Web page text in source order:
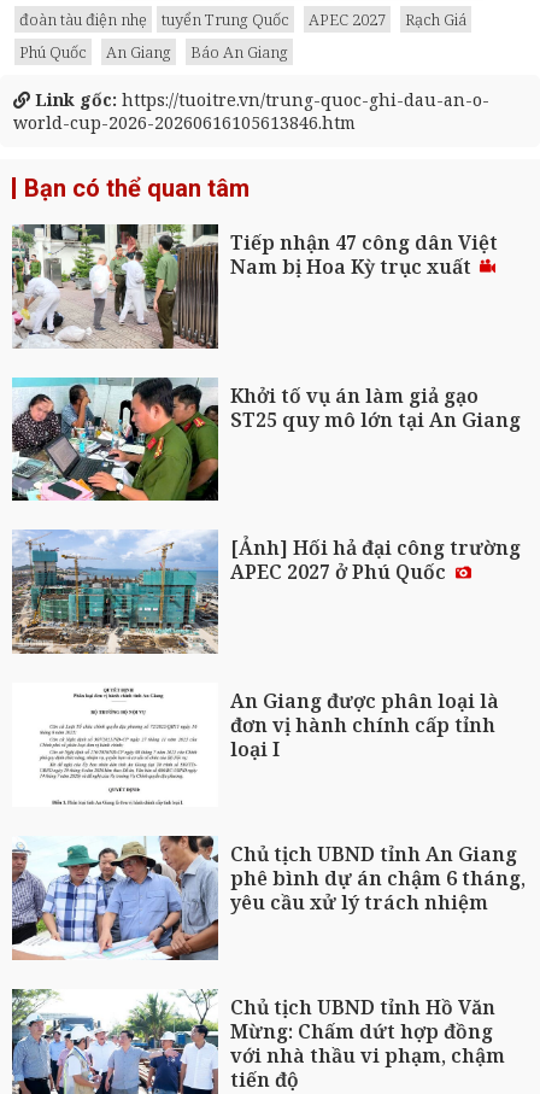
đoàn tàu điện nhẹ
tuyển Trung Quốc APEC 2027
Rạch Giá
Phú Quốc
An Giang Báo An Giang
Link gốc: https://tuoitre.vn/trung-quoc-ghi-dau-an-o-
world-cup-2026-20260616105613846.htm
Bạn có thể quan tâm
Tiếp nhận 47 công dân Việt
Nam bị Hoa Kỳ trục xuất
Khởi tố vụ án làm giả gạo
ST25 quy mô lớn tại An Giang
[Ảnh] Hối hả đại công trường
APEC 2027 ở Phú Quốc
An Giang được phân loại là
đơn vị hành chính cấp tỉnh
loại I
Chủ tịch UBND tỉnh An Giang
phê bình dự án chậm 6 tháng,
yêu cầu xử lý trách nhiệm
Chủ tịch UBND tỉnh Hồ Văn
Mừng: Chấm dứt hợp đồng
với nhà thầu vi phạm, chậm
tiến độ